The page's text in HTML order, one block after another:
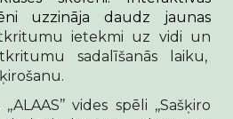
uzzināja daudz jaunas
ietekmi uz vidi un
sadalīšanās laiku,
vides spēli ,,Sašķiro